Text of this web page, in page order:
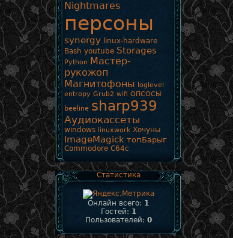
Nightmares
персоны
synergy linux-hardware
Bash youtube Storages
Python Мастер-
рукожоп
Магнитофоны
loglevel
entropy Grub2 wifi ОПСОСЫ
beeline sharp939
Аудиокассеты
windows linuxwork Хочуны
ImageMagick топБарыг
Commodore C64c
Статистика
Онлайн всего: 1
Гостей: 1
Пользователей: 0